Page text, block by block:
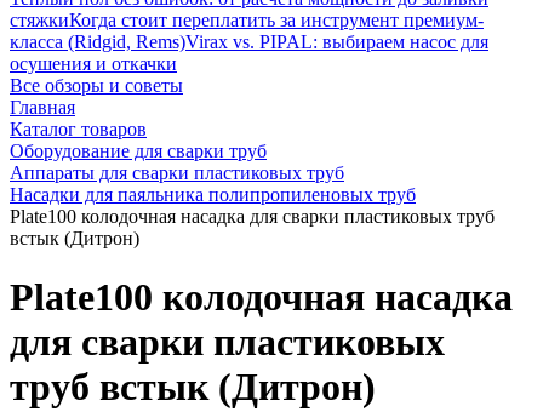
стяжкиКогда стоит переплатить за инструмент премиум-
класса (Ridgid, Rems)Virax vs. PIPAL: выбираем насос для
осушения и откачки
Все обзоры и советы
Главная
Каталог товаров
Оборудование для сварки труб
Аппараты для сварки пластиковых труб
Насадки для паяльника полипропиленовых труб
Plate100 колодочная насадка для сварки пластиковых труб
встык (Дитрон)
Plate100 колодочная насадка
для сварки пластиковых
труб встык (Дитрон)